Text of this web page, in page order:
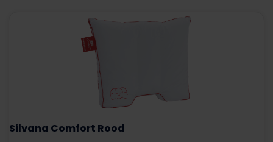
Silvana Comfort Rood